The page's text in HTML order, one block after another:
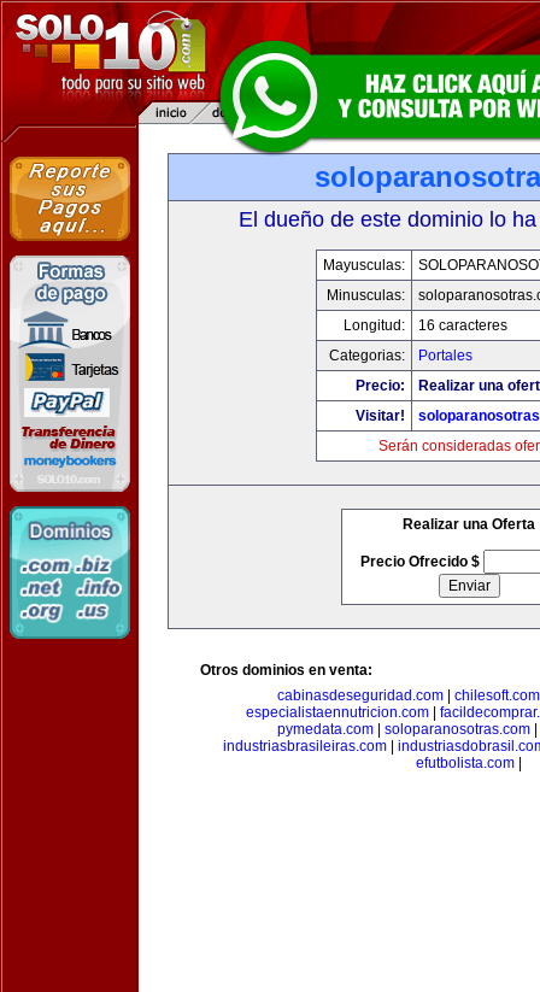
El dueño de este dominio lo
Mayusculas:
Minusculas:
Longitud:
16 caracteres
Categorias:
Portales
Precio:
Realizar una
Visitar!
Serán consideradas
Realizar una Oferta
Precio Ofrecido $
Otros dominios en venta:
cabinasdeseguridad.com| chilesoft.com
especialistaennutricion.com|
pymedata.com
soloparanosotras.com
industriasbrasileiras.com|
efutbolista.com